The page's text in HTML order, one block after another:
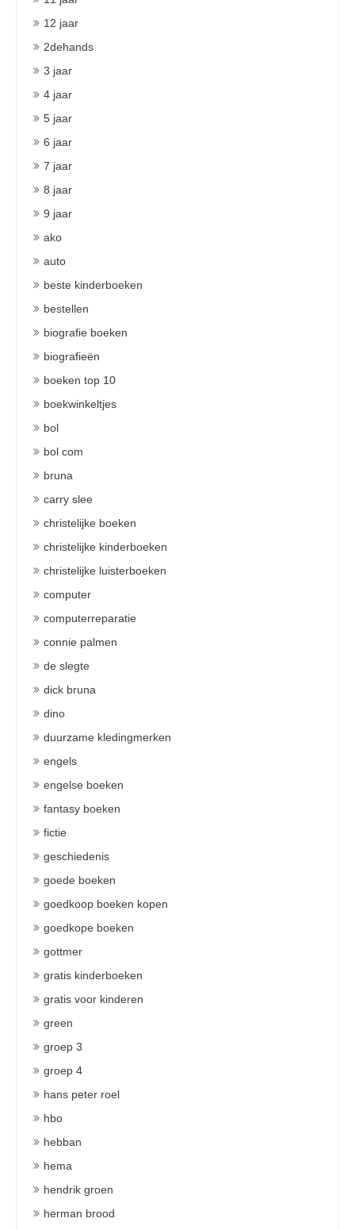
12 jaar
2dehands
3 jaar
4 jaar
5 jaar
6 jaar
7 jaar
8 jaar
9 jaar
ako
auto
beste kinderboeken
bestellen
biografie boeken
biografieën
boeken top 10
boekwinkeltjes
bol
bol com
bruna
carry slee
christelijke boeken
christelijke kinderboeken
christelijke luisterboeken
computer
computerreparatie
connie palmen
de slegte
dick bruna
dino
duurzame kledingmerken
engels
engelse boeken
fantasy boeken
fictie
geschiedenis
goede boeken
goedkoop boeken kopen
goedkope boeken
gottmer
gratis kinderboeken
gratis voor kinderen
green
groep 3
groep 4
hans peter roel
hbo
hebban
hema
hendrik groen
herman brood